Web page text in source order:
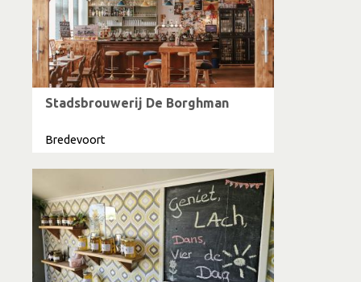
Stadsbrouwerij De Borghman
Bredevoort